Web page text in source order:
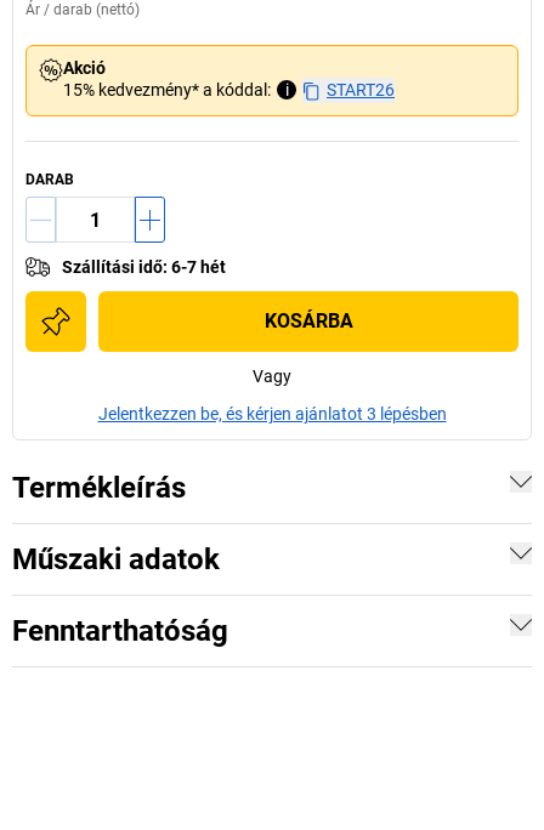
Ár / darab (nettó)
Akció
15% kedvezmény* a kóddal:
i START26
DARAB
Szállítási idő: 6-7 hét
KOSÁRBA
Vagy
Jelentkezzen be, és kérjen ajánlatot 3 lépésben
Termékleírás
Műszaki adatok
Fenntarthatóság